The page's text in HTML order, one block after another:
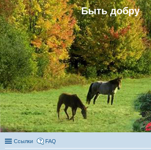
Быть добру
Ссылки FAQ